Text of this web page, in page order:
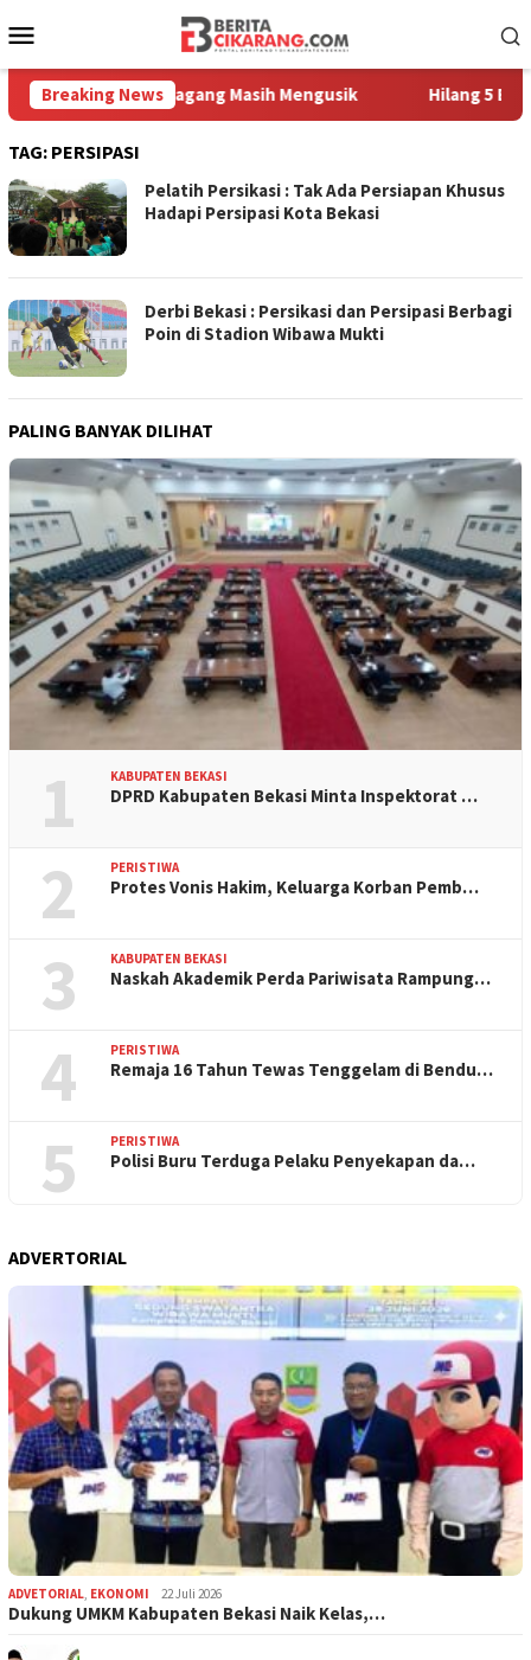
ke
Mobile
Breaking News
Sampah Pedagang Masih Mengusik Hilang 5 Bulan,
TAG: PERSIPASI
Pelatih Persikasi : Tak Ada Persiapan Khusus
Hadapi Persipasi Kota Bekasi
Derbi Bekasi : Persikasi dan Persipasi Berbagi
Poin di Stadion Wibawa Mukti
PALING BANYAK DILIHAT
1 KABUPATEN BEKASI
DPRD Kabupaten Bekasi Minta Inspektorat …
2 PERISTIWA
Protes Vonis Hakim, Keluarga Korban Pemb…
3 KABUPATEN BEKASI
Naskah Akademik Perda Pariwisata Rampung…
4 PERISTIWA
Remaja 16 Tahun Tewas Tenggelam di Bendu…
5 PERISTIWA
Polisi Buru Terduga Pelaku Penyekapan da…
ADVERTORIAL
ADVETORIAL, EKONOMI 22 Juli 2026
Dukung UMKM Kabupaten Bekasi Naik Kelas,…